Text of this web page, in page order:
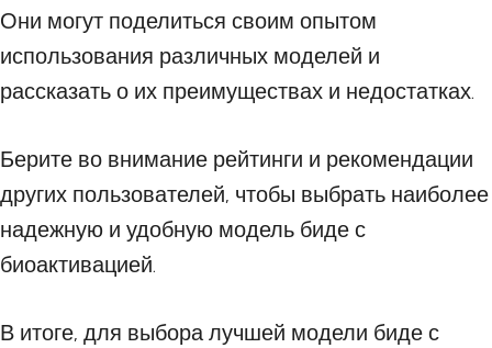
Они могут поделиться своим опытом
использования различных моделей и
рассказать о их преимуществах и недостатках.
Берите во внимание рейтинги и рекомендации
других пользователей, чтобы выбрать наиболее
надежную и удобную модель биде с
биоактивацией.
В итоге, для выбора лучшей модели биде с